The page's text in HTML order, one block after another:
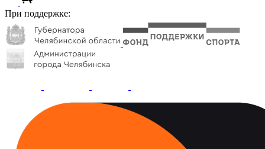
При поддержке: